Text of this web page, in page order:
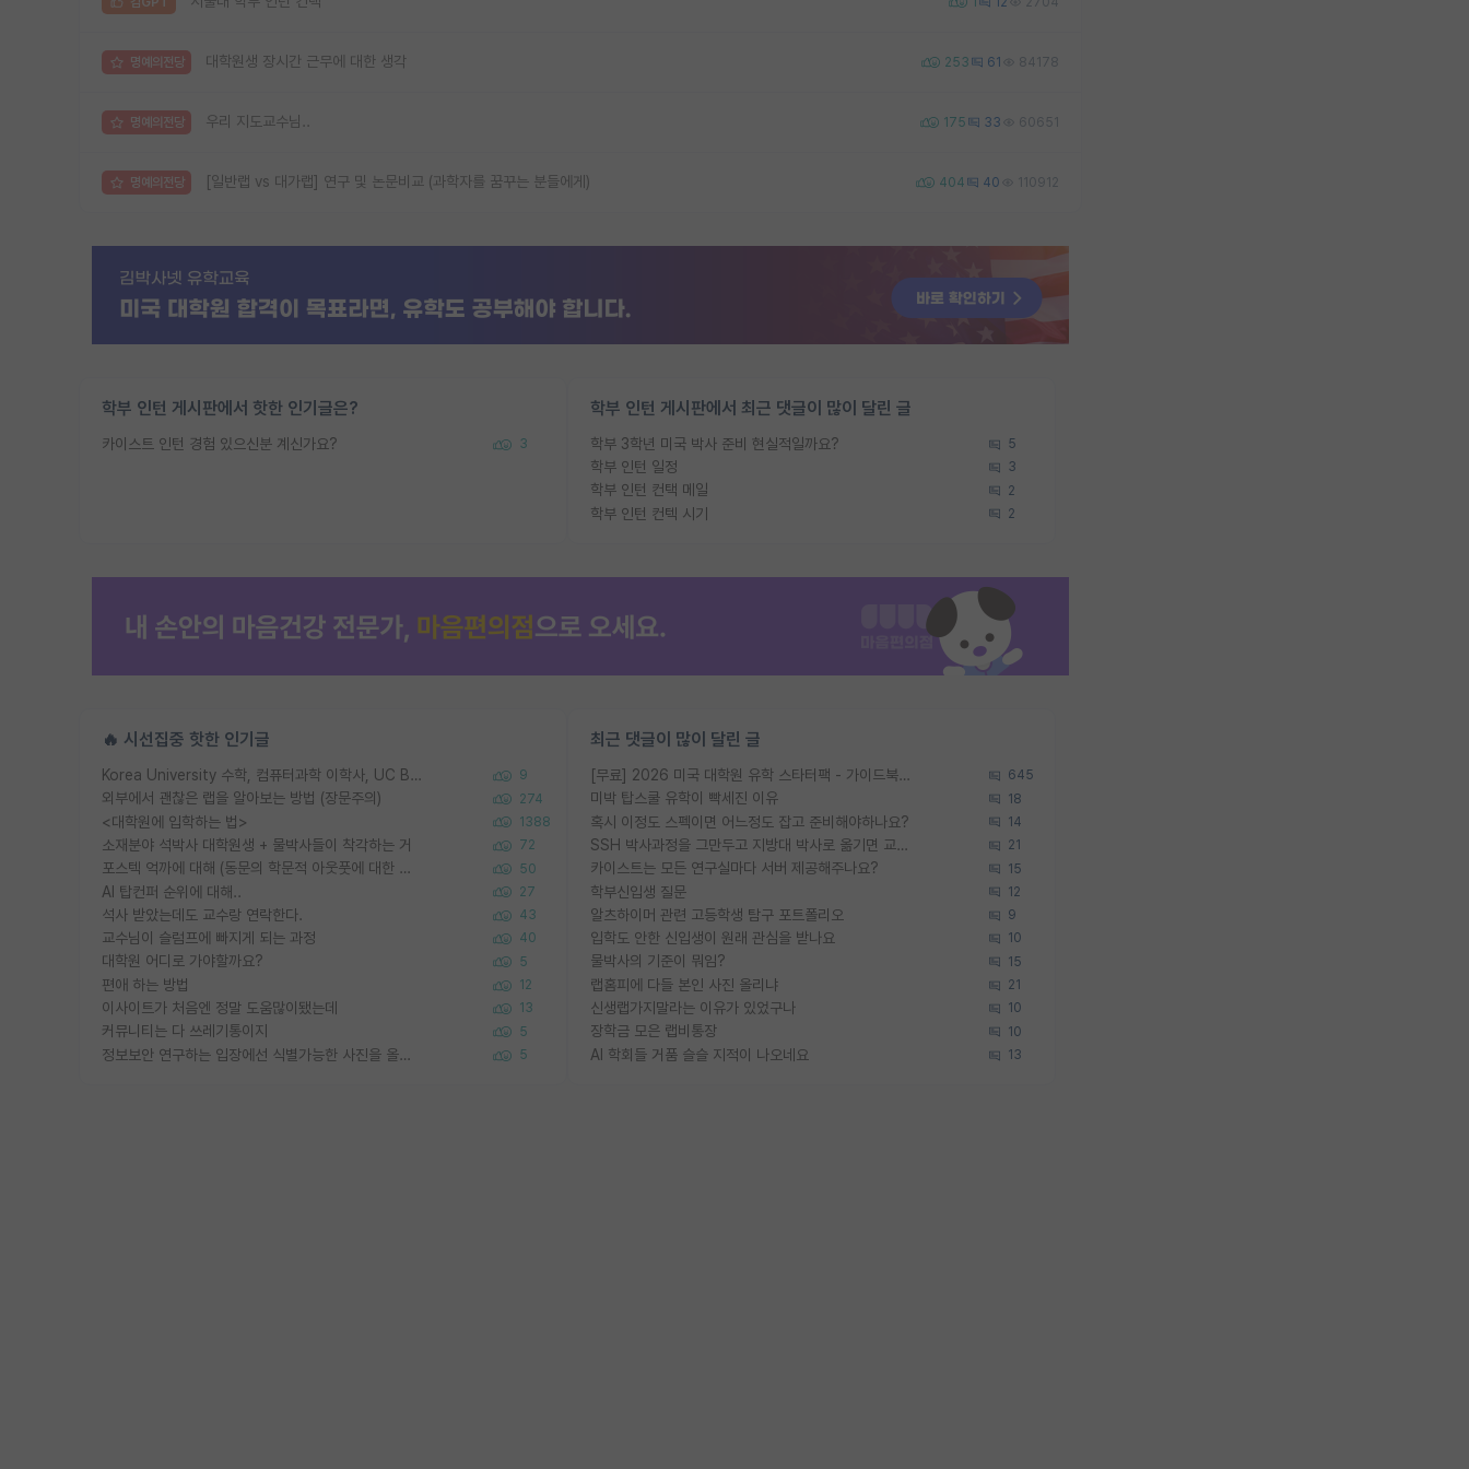
명예의전당 대학원생 장시간 근무에 대한 생각 253 61 84178
명예의전당 우리 지도교수님.. 175 33 60651
명예의전당 [일반랩 vs 대가랩] 연구 및 논문비교 (과학자를 꿈꾸는 분들에게) 404 40 110912
학부 인턴 게시판에서 핫한 인기글은?
카이스트 인턴 경험 있으신분 계신가요? 3
학부 인턴 게시판에서 최근 댓글이 많이 달린 글
학부 3학년 미국 박사 준비 현실적일까요? 5
학부 인턴 일정 3
학부 인턴 컨택 메일 2
학부 인턴 컨텍 시기 2
🔥 시선집중 핫한 인기글
Korea University 수학, 컴퓨터과학 이학사, UC Berkeley 산업공학 대학원 공학박사가 되는 것은 쉽지 않겠죠? 9
외부에서 괜찮은 랩을 알아보는 방법 (장문주의) 274
<대학원에 입학하는 법> 1388
소재분야 석박사 대학원생 + 물박사들이 착각하는 거 72
포스텍 억까에 대해 (동문의 학문적 아웃풋에 대한 반박) 50
AI 탑컨퍼 순위에 대해.. 27
석사 받았는데도 교수랑 연락한다. 43
교수님이 슬럼프에 빠지게 되는 과정 40
대학원 어디로 가야할까요? 5
편애 하는 방법 12
이사이트가 처음엔 정말 도움많이됐는데 13
커뮤니티는 다 쓰레기통이지 5
정보보안 연구하는 입장에선 식별가능한 사진을 올리는건 비추이긴함 5
최근 댓글이 많이 달린 글
[무료] 2026 미국 대학원 유학 스타터팩 - 가이드북 & 합격자 컨택메일 템플릿 645
미박 탑스쿨 유학이 빡세진 이유 18
혹시 이정도 스펙이면 어느정도 잡고 준비해야하나요? 14
SSH 박사과정을 그만두고 지방대 박사로 옮기면 교수의 꿈은 끝일까요? 21
카이스트는 모든 연구실마다 서버 제공해주나요? 15
학부신입생 질문 12
알츠하이머 관련 고등학생 탐구 포트폴리오 9
입학도 안한 신입생이 원래 관심을 받나요 10
물박사의 기준이 뭐임? 15
랩홈피에 다들 본인 사진 올리냐 21
신생랩가지말라는 이유가 있었구나 10
장학금 모은 랩비통장 10
AI 학회들 거품 슬슬 지적이 나오네요 13